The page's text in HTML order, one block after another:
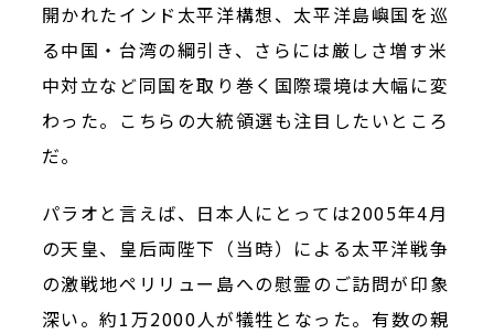
開かれたインド太平洋構想、太平洋島嶼国を巡
る中国・台湾の綱引き、さらには厳しさ増す米
中対立など同国を取り巻く国際環境は大幅に変
わった。こちらの大統領選も注目したいところ
だ。
パラオと言えば、日本人にとっては2005年4月
の天皇、皇后両陛下（当時）による太平洋戦争
の激戦地ペリリュー島への慰霊のご訪問が印象
深い。約1万2000人が犠牲となった。有数の親